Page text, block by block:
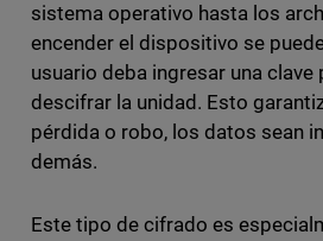
sistema operativo hasta los
encender el dispositivo se
usuario deba ingresar una clave
descifrar la unidad. Esto
pérdida o robo, los datos sean
demás.
Este tipo de cifrado es